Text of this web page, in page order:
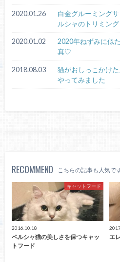
2020.01.26
白金グルーミング
ルシャのトリミング
2020.01.02
2020年ねずみに似
真♡
2018.08.03
猫がおしっこかけ
やってみました
RECOMMEND こちらの記事も人気です
キャットフード
2016.10.18
ペルシャ猫の美しさを保つキャッ
トフード
エ